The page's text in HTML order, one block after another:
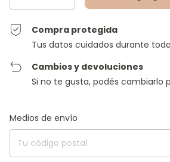
Compra protegida
Tus datos cuidados durante
Cambios y devoluciones
Si no te gusta, podés cambiarlo
Entregas para el CP:
Medios de envío